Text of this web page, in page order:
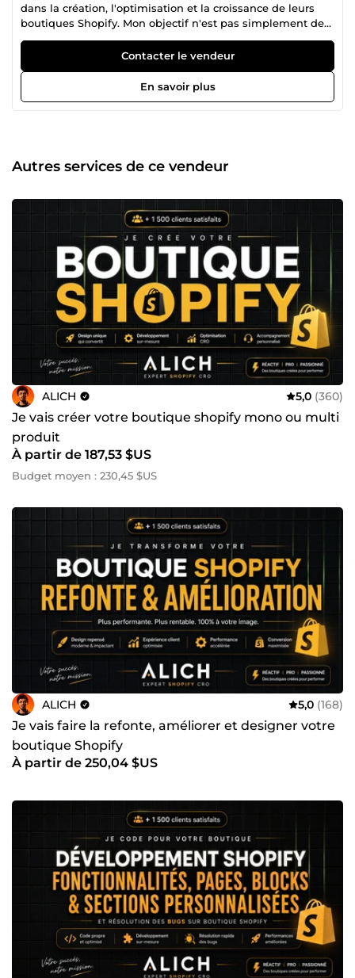
dans la création, l'optimisation et la croissance de leurs
boutiques Shopify. Mon objectif n'est pas simplement de
créer une belle boutique, mais de concevoir un véritable
outil de vente capable de transformer le trafic en chiffre
d'affaires. 📈 Au fil des années, j'ai travaillé sur plus de 600
boutiques Shopify, en aidant des entrepreneurs et des
marques à améliorer leur taux de conversion, optimiser
boutiques Shopify de A à Z 🎨 Refonte complète et
modernisation de boutiques existantes 📄 Création de
de bugs et améliorations techniques ⚡Développement
Shopify sur mesure (Liquid, HTML, CSS, JavaScript) Chaque
projet est conçu avec une approche orientée résultats :
améliorer l'expérience utilisateur, renforcer la confiance
des visiteurs et maximiser le chiffre d'affaires de votre
boutique. 🔥 600+ boutiques optimisées 💰 +5M€ générés
par mes clients 🏆 6 ans d'expérience sur Shopify 📈 Expert
en conversion, optimisation et croissance e-commerce
Votre boutique ne doit pas seulement être belle, elle doit
Contacter le vendeur
En savoir plus
Autres services de ce vendeur
ALICH 5,0 (360)
Je vais créer votre boutique shopify mono ou multi
produit
À partir de 187,53 $US
Budget moyen : 230,45 $US
ALICH 5,0 (168)
Je vais faire la refonte, améliorer et designer votre
boutique Shopify
À partir de 250,04 $US